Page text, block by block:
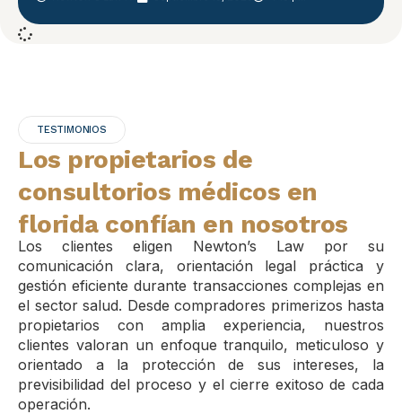
TESTIMONIOS
Los propietarios de
consultorios médicos en
florida confían en nosotros
Los clientes eligen Newton’s Law por su
comunicación clara, orientación legal práctica y
gestión eficiente durante transacciones complejas en
el sector salud. Desde compradores primerizos hasta
propietarios con amplia experiencia, nuestros
clientes valoran un enfoque tranquilo, meticuloso y
orientado a la protección de sus intereses, la
previsibilidad del proceso y el cierre exitoso de cada
operación.